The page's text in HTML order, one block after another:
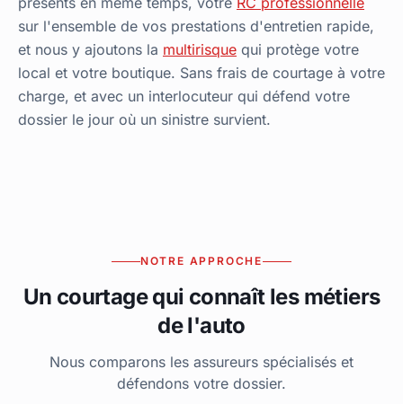
sur l'ensemble de vos prestations d'entretien rapide,
et nous y ajoutons la multirisque qui protège votre
local et votre boutique. Sans frais de courtage à votre
charge, et avec un interlocuteur qui défend votre
dossier le jour où un sinistre survient.
NOTRE APPROCHE
Un courtage qui connaît les métiers
de l'auto
Nous comparons les assureurs spécialisés et
défendons votre dossier.